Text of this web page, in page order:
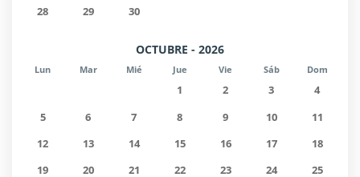
28
29 30
OCTUBRE - 2026
Lun Mar Mié Jue Vie Sáb Dom
1 2 3
4
5
6 7 8 9 10
11
12
13 14 15 16 17
18
19
20 21 22 23 24
25